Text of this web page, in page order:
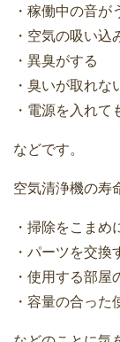
・稼働中の音が
・空気の吸い込
・異臭がする
・臭いが取れな
・電源を入れて
などです。
空気清浄機の寿
・掃除をこまめ
・パーツを交換
・使用する部屋
・容量の合った